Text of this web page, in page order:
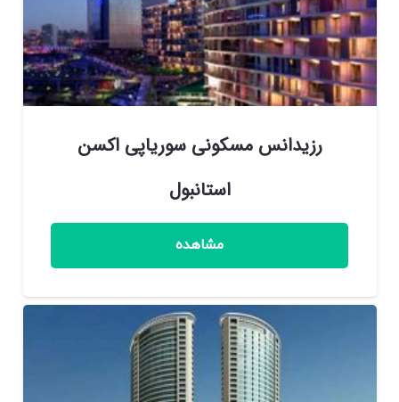
رزیدانس مسکونی سوریاپی اکسن
استانبول
مشاهده